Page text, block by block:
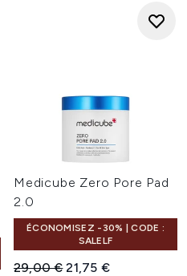
Medicube Zero Pore Pad
2.0
ÉCONOMISEZ -30% | CODE :
SALELF
Prix de vente :
29,00 €Prix ​​actuel :
21,75 €